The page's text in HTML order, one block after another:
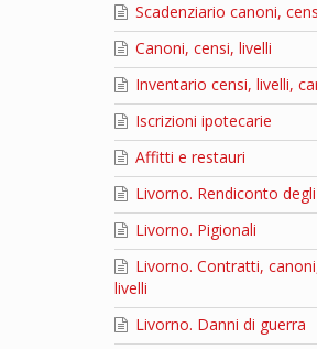
Scadenziario canoni,
Canoni, censi, livelli
Inventario censi, livelli,
Iscrizioni ipotecarie
Affitti e restauri
Livorno. Rendiconto
Livorno. Pigionali
Livorno. Contratti,
livelli
Livorno. Danni di guerra